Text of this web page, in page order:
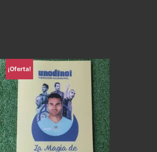
¡Oferta!